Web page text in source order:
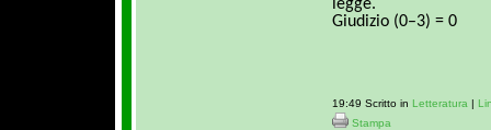
legge.
Giudizio (0–3) = 0
19:49 Scritto in Letteratura |
Stampa